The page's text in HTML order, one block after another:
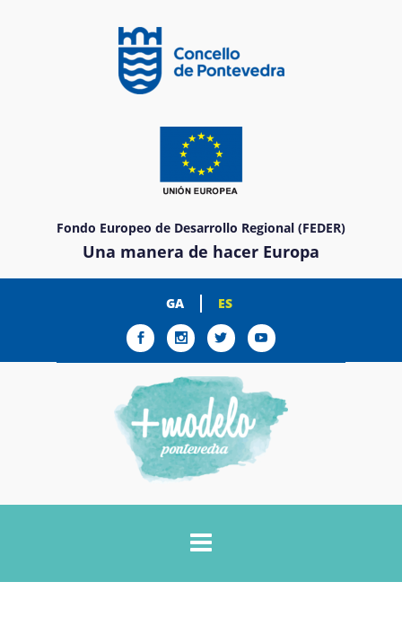
Fondo Europeo de Desarrollo Regional (FEDER)
Una manera de hacer Europa
GA ES